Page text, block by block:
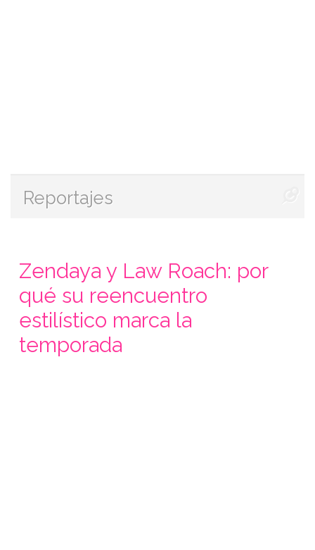
Reportajes
Zendaya y Law Roach: por
qué su reencuentro
estilístico marca la
temporada